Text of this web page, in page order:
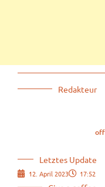
Redakteur
Letztes Update
12. April 2023 17:52